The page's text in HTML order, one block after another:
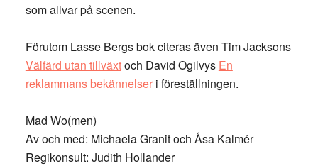
som allvar på scenen.
Förutom Lasse Bergs bok citeras även Tim Jacksons
Välfärd utan tillväxtoch David Ogilvys En
reklammans bekännelseri föreställningen.
Mad Wo(men)
Av och med: Michaela Granit och Åsa Kalmér
Regikonsult: Judith Hollander